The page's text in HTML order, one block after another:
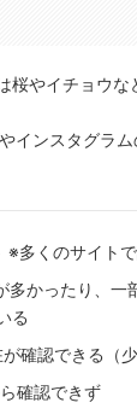
桜やイチョウな
インスタグラ
多くのサイトで
かったり、一
る
確認できる（
確認できず